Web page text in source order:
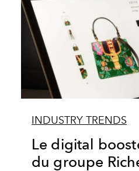
INDUSTRY TRENDS
Le digital
du groupe